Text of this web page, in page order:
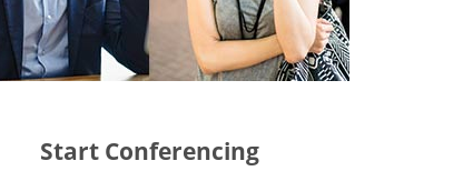
Start Conferencing